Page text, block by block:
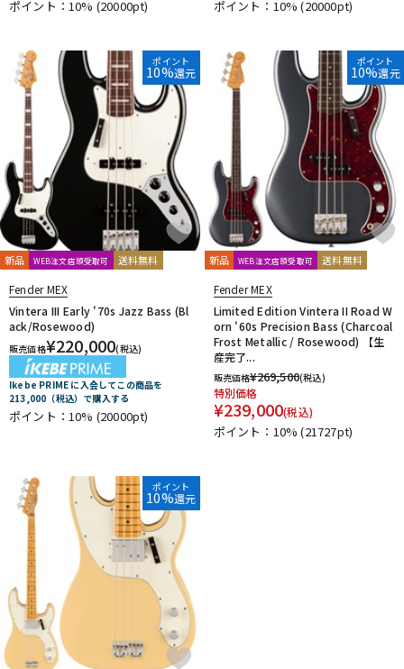
ポイント：10% (20000pt) ポイント：10%(20000pt)
ポイント
10%還元
新品 WEB注文店頭受取可 送料無料
Fender MEX
Vintera III Early '70s Jazz Bass (Bl
ack/Rosewood)
販売価格¥220,000(税込)
Ikebe PRIME に入会してこの商品を
213,000（税込）で購入する
ポイント：10% (20000pt)
ポイント
10%還元
新品 WEB注文店頭受取可 送料無料
Fender MEX
Limited Edition Vintera II Road W
orn '60s Precision Bass (Charcoal
Frost Metallic / Rosewood) 【生
産完了...
販売価格¥269,500(税込)
特別価格
¥239,000(税込)
ポイント：10%(21727pt)
ポイント
10%還元